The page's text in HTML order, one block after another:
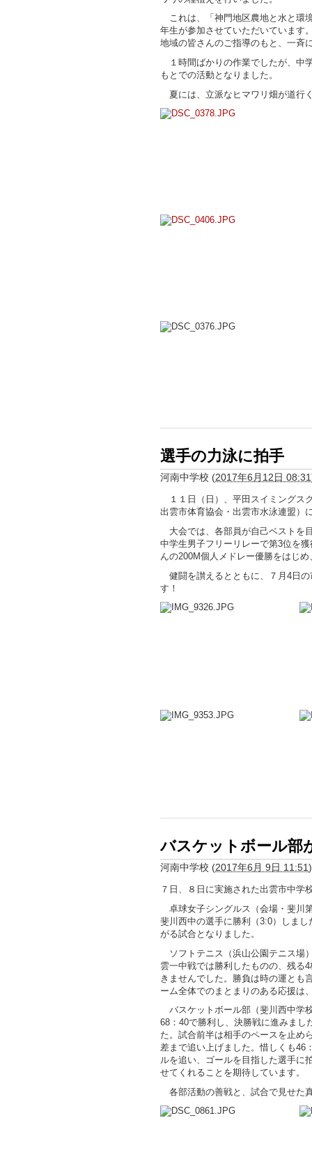
これは、「神門地区農地と水と環
年生が参加させていただいています
地域の皆さんのご指導のもと、一斉
１時間ばかりの作業でしたが、中
もとでの活動となりました。
夏には、立派なヒマワリ畑が道行
選手の力泳に拍手
河南中学校 (2017年6月12日 08:31
１１日（日）、平田スイミングス
出雲市体育協会・出雲市水泳連盟）
大会では、各部員が自己ベストを
中学生男子フリーリレーで第3位を
んの200M個人メドレー優勝をはじ
健闘を讃えるとともに、７月4日
す！
バスケットボール部
河南中学校 (2017年6月 9日 11:51)
７日、８日に実施された出雲市中学
卓球女子シングルス（会場・斐川
斐川西中の選手に勝利（3:0）しま
がる試合となりました。
ソフトテニス（浜山公園テニス場
雲一中戦では勝利したものの、残る
きませんでした。勝負は時の運とも
ーム全体でのまとまりのある応援は
バスケットボール部（斐川西中学
68：40で勝利し、決勝戦に進みまし
た。試合前半は相手のペースを止め
差まで追い上げました。惜しくも46
ルを追い、ゴールを目指した選手に
せてくれることを期待しています。
各部活動の善戦と、試合で見せた